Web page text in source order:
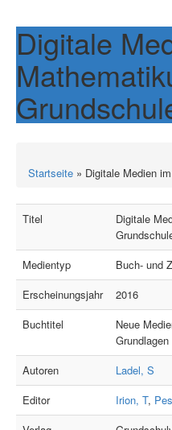
Digitale
Startseite » Digitale Medien
Titel
Digitale
Medientyp
Buch- und
Erscheinungsjahr
2016
Buchtitel
Neue
Autoren
Ladel, S
Editor
Irion, T,